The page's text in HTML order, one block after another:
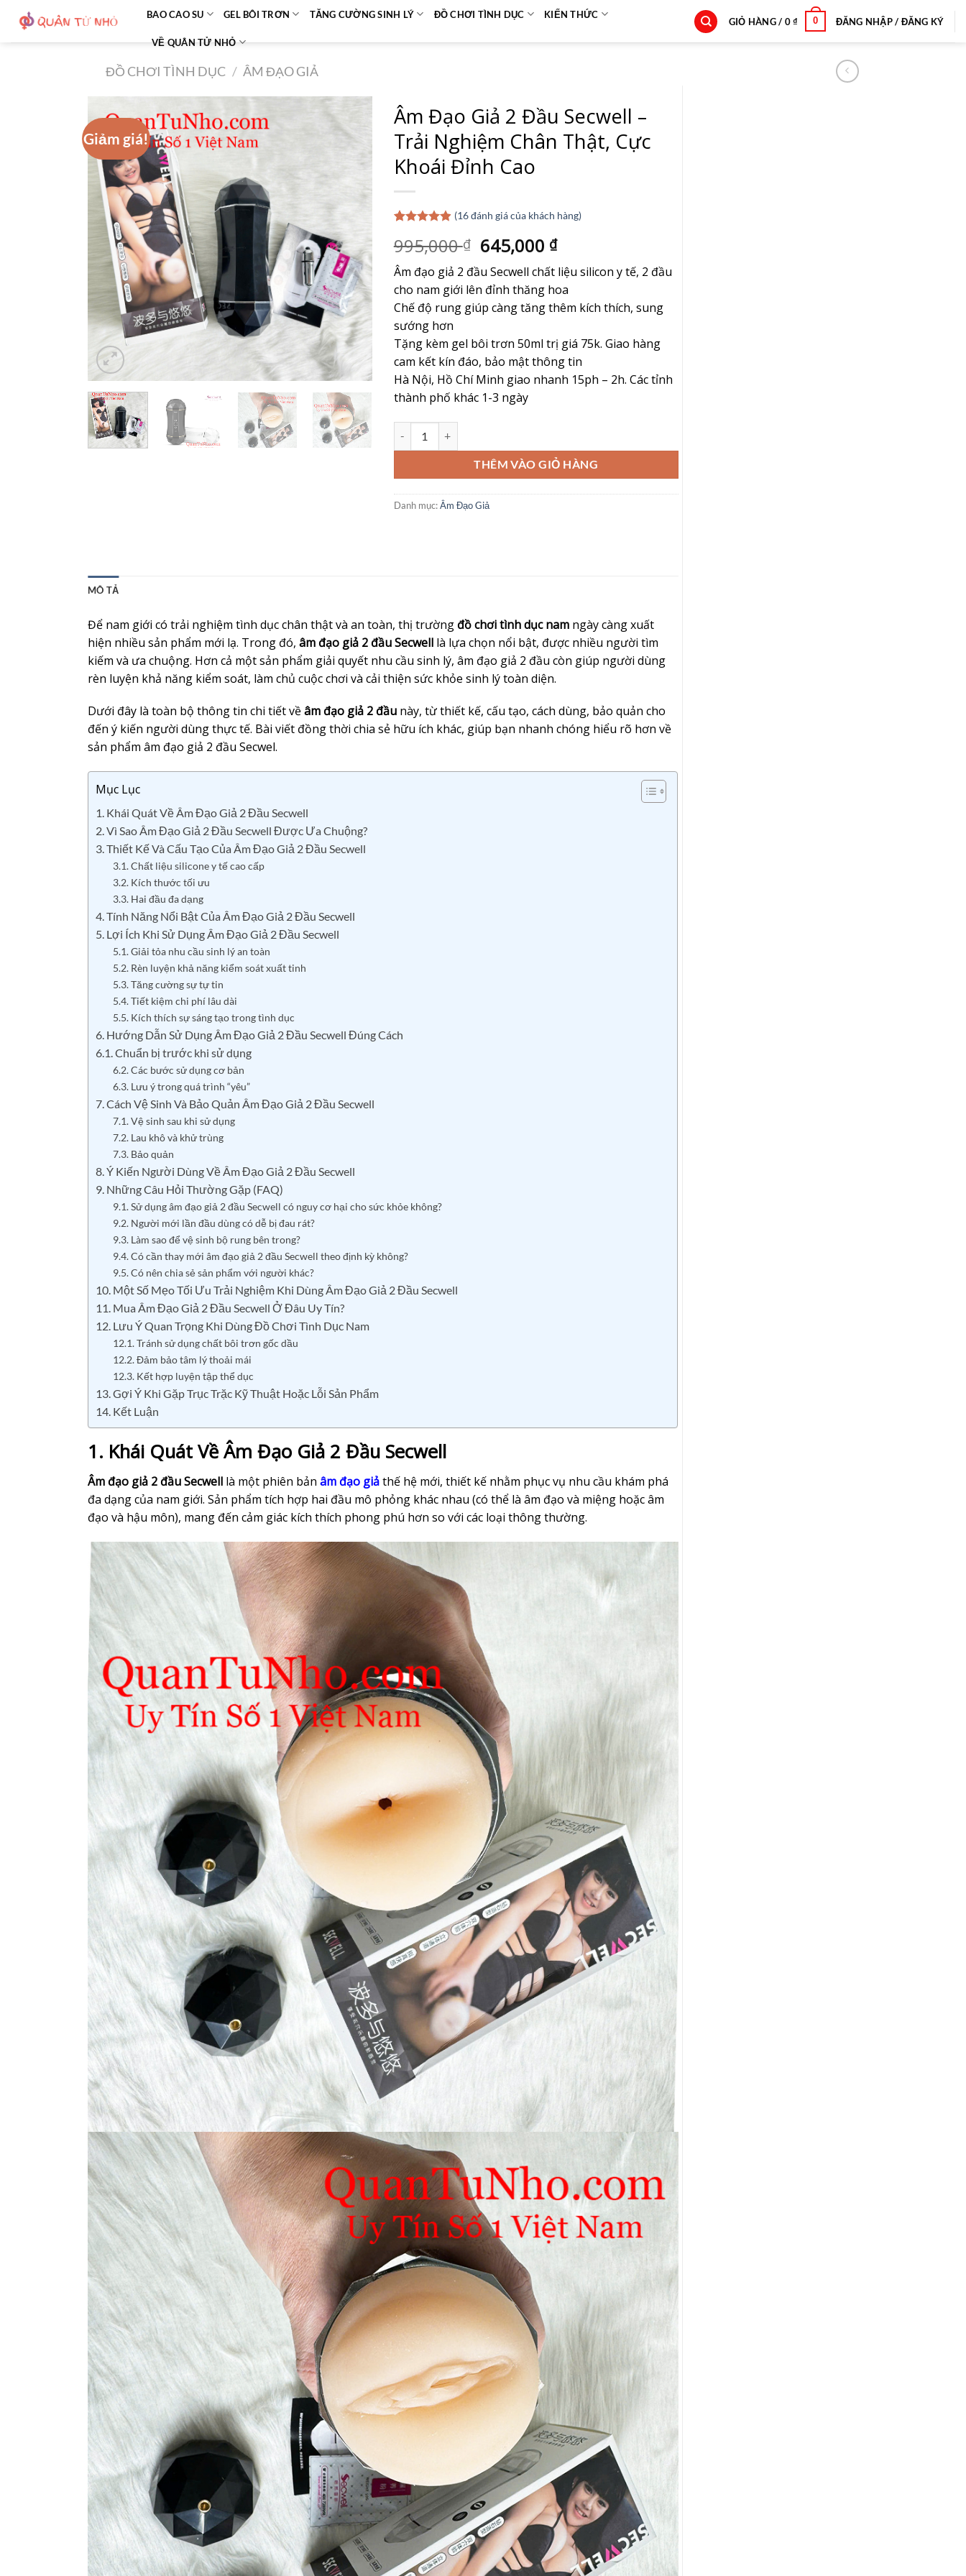
nội
BAO CAO SU GEL BÔI TRƠN TĂNG CƯỜNG SINH LÝ ĐỒ CHƠI TÌNH DỤC KIẾN THỨC
VỀ QUÂN TỬ NHỎ
GIỎ HÀNG / 0₫ 0 ĐĂNG NHẬP / ĐĂNG KÝ
ĐỒ CHƠI TÌNH DỤC / ÂM ĐẠO GIẢ
Giảm giá!
Âm Đạo Giả 2 Đầu Secwell –
Trải Nghiệm Chân Thật, Cực
Khoái Đỉnh Cao
dựa trên
đánh giá
(16đánh giá của khách hàng)
995,000₫ Giá
gốc
là:
995,000 ₫.
645,000 ₫Giá
hiện
tại
là:
645,000 ₫.
Âm đạo giả 2 đầu Secwell chất liệu silicon y tế, 2 đầu
cho nam giới lên đỉnh thăng hoa
Chế độ rung giúp càng tăng thêm kích thích, sung
sướng hơn
Tặng kèm gel bôi trơn 50ml trị giá 75k. Giao hàng
cam kết kín đáo, bảo mật thông tin
Hà Nội, Hồ Chí Minh giao nhanh 15ph – 2h. Các tỉnh
thành phố khác 1-3 ngày
THÊM VÀO GIỎ HÀNG
Danh mục:Âm Đạo Giả
MÔ TẢ
Để nam giới có trải nghiệm tình dục chân thật và an toàn, thị trườngđồ chơi tình dục nam ngày càng xuất
hiện nhiều sản phẩm mới lạ. Trong đó, âm đạo giả 2 đầu Secwell là lựa chọn nổi bật, được nhiều người tìm
kiếm và ưa chuộng. Hơn cả một sản phẩm giải quyết nhu cầu sinh lý, âm đạo giả 2 đầu còn giúp người dùng
rèn luyện khả năng kiểm soát, làm chủ cuộc chơi và cải thiện sức khỏe sinh lý toàn diện.
Dưới đây là toàn bộ thông tin chi tiết vềâm đạo giả 2 đầu này, từ thiết kế, cấu tạo, cách dùng, bảo quản cho
đến ý kiến người dùng thực tế. Bài viết đồng thời chia sẻ hữu ích khác, giúp bạn nhanh chóng hiểu rõ hơn về
sản phẩm âm đạo giả 2 đầu Secwel.
Mục Lục
1. Khái Quát Về Âm Đạo Giả 2 Đầu Secwell
2. Vì Sao Âm Đạo Giả 2 Đầu Secwell Được Ưa Chuộng?
3. Thiết Kế Và Cấu Tạo Của Âm Đạo Giả 2 Đầu Secwell
3.1. Chất liệu silicone y tế cao cấp
3.2. Kích thước tối ưu
3.3. Hai đầu đa dạng
4. Tính Năng Nổi Bật Của Âm Đạo Giả 2 Đầu Secwell
5. Lợi Ích Khi Sử Dụng Âm Đạo Giả 2 Đầu Secwell
5.1. Giải tỏa nhu cầu sinh lý an toàn
5.2. Rèn luyện khả năng kiểm soát xuất tinh
5.3. Tăng cường sự tự tin
5.4. Tiết kiệm chi phí lâu dài
5.5. Kích thích sự sáng tạo trong tình dục
6. Hướng Dẫn Sử Dụng Âm Đạo Giả 2 Đầu Secwell Đúng Cách
6.1. Chuẩn bị trước khi sử dụng
6.2. Các bước sử dụng cơ bản
6.3. Lưu ý trong quá trình “yêu”
7. Cách Vệ Sinh Và Bảo Quản Âm Đạo Giả 2 Đầu Secwell
7.1. Vệ sinh sau khi sử dụng
7.2. Lau khô và khử trùng
7.3. Bảo quản
8. Ý Kiến Người Dùng Về Âm Đạo Giả 2 Đầu Secwell
9. Những Câu Hỏi Thường Gặp (FAQ)
9.1. Sử dụng âm đạo giả 2 đầu Secwell có nguy cơ hại cho sức khỏe không?
9.2. Người mới lần đầu dùng có dễ bị đau rát?
9.3. Làm sao để vệ sinh bộ rung bên trong?
9.4. Có cần thay mới âm đạo giả 2 đầu Secwell theo định kỳ không?
9.5. Có nên chia sẻ sản phẩm với người khác?
10. Một Số Mẹo Tối Ưu Trải Nghiệm Khi Dùng Âm Đạo Giả 2 Đầu Secwell
11. Mua Âm Đạo Giả 2 Đầu Secwell Ở Đâu Uy Tín?
12. Lưu Ý Quan Trọng Khi Dùng Đồ Chơi Tình Dục Nam
12.1. Tránh sử dụng chất bôi trơn gốc dầu
12.2. Đảm bảo tâm lý thoải mái
12.3. Kết hợp luyện tập thể dục
13. Gợi Ý Khi Gặp Trục Trặc Kỹ Thuật Hoặc Lỗi Sản Phẩm
14. Kết Luận
1. Khái Quát Về Âm Đạo Giả 2 Đầu Secwell
Âm đạo giả 2 đầu Secwell là một phiên bản âm đạo giảthế hệ mới, thiết kế nhằm phục vụ nhu cầu khám phá
đa dạng của nam giới. Sản phẩm tích hợp hai đầu mô phỏng khác nhau (có thể là âm đạo và miệng hoặc âm
đạo và hậu môn), mang đến cảm giác kích thích phong phú hơn so với các loại thông thường.